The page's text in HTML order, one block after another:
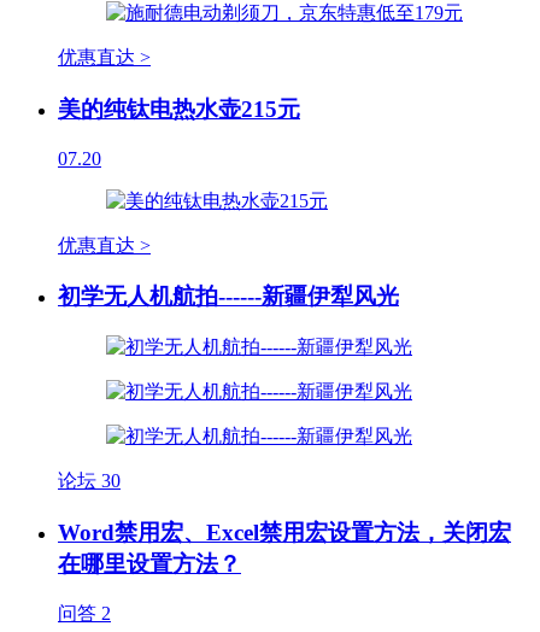
优惠直达 >
美的纯钛电热水壶215元
07.20
优惠直达 >
初学无人机航拍------新疆伊犁风光
论坛 30
Word禁用宏、Excel禁用宏设置方法，关闭宏
在哪里设置方法？
问答 2